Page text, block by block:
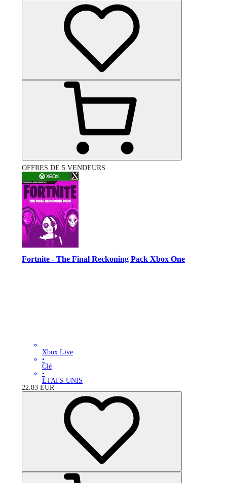
OFFRES DE 5 VENDEURS
Fortnite - The Final Reckoning Pack Xbox One
Xbox Live
•
Clé
•
ÉTATS-UNIS
22.83 EUR